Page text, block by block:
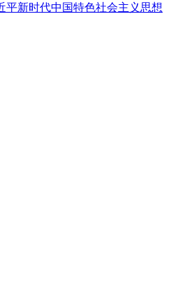
平新时代中国特色社会主义思想